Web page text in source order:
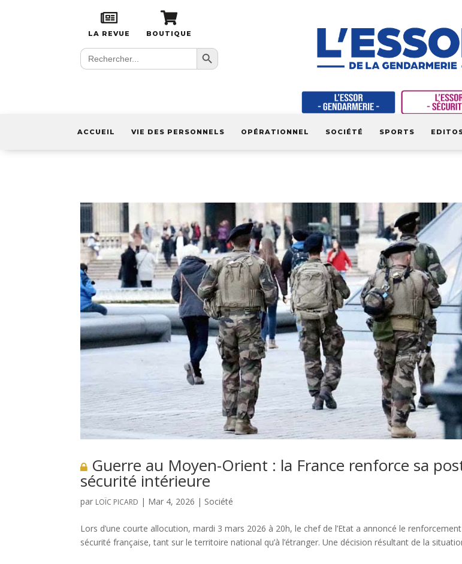
LA REVUE BOUTIQUE
Search
for:
Search Button
ACCUEIL VIE DES PERSONNELS OPÉRATIONNEL SOCIÉTÉ SPORTS
Guerre au Moyen-Orient : la France renforce sa
sécurité intérieure
par LOÏC PICARD | Mar 4, 2026 | Société
Lors d’une courte allocution, mardi 3 mars 2026 à 20h, le chef de l’Etat a annoncé le
sécurité française, tant sur le territoire national qu’à l’étranger. Une décision résultant de la